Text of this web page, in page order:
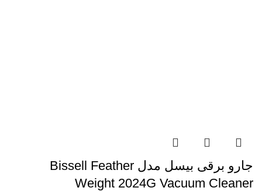
جارو برقی بیسل مدل Bissell Feather
Weight 2024G Vacuum Cleaner